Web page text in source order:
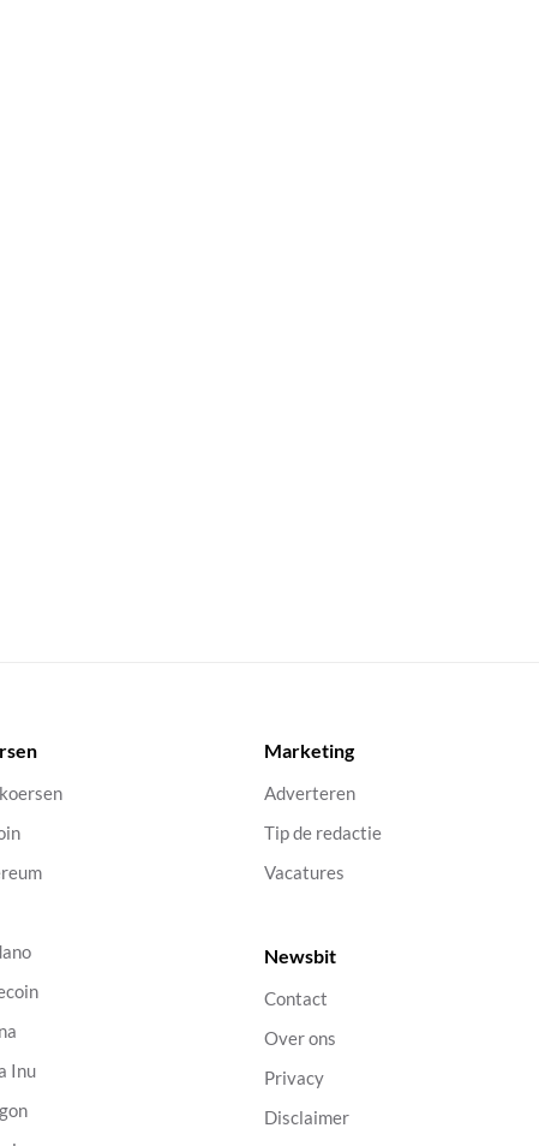
Inu
Marketing
Adverteren
Tip de redactie
Vacatures
Newsbit
Contact
Over ons
Privacy
Disclaimer